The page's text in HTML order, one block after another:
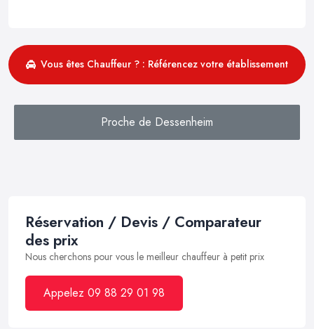
Vous êtes Chauffeur ? : Référencez votre établissement
Proche de Dessenheim
Réservation / Devis / Comparateur
des prix
Nous cherchons pour vous le meilleur chauffeur à petit prix
Appelez 09 88 29 01 98